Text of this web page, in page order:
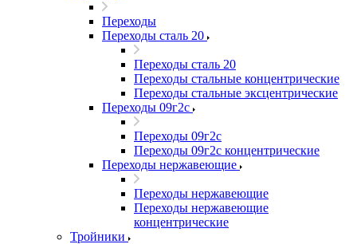
Переходы
Переходы сталь 20
Переходы сталь 20
Переходы стальные концентрические
Переходы стальные эксцентрические
Переходы 09г2с
Переходы 09г2с
Переходы 09г2с концентрические
Переходы нержавеющие
Переходы нержавеющие
Переходы нержавеющие
концентрические
Тройники